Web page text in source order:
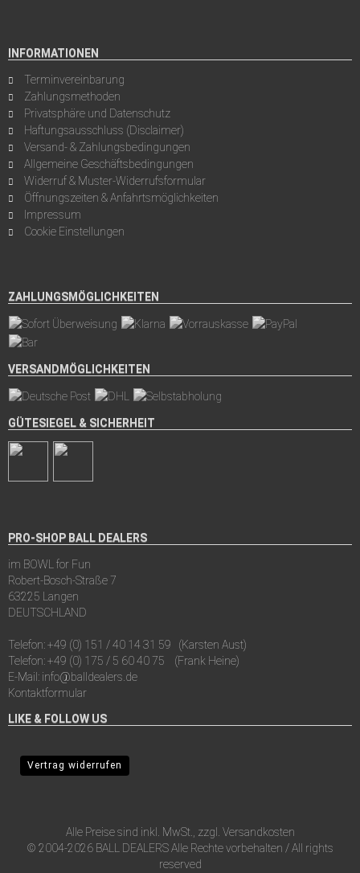
INFORMATIONEN
Terminvereinbarung
Zahlungsmethoden
Privatsphäre und Datenschutz
Haftungsausschluss (Disclaimer)
Versand- & Zahlungsbedingungen
Allgemeine Geschäftsbedingungen
Widerruf & Muster-Widerrufsformular
Öffnungszeiten & Anfahrtsmöglichkeiten
Impressum
Cookie Einstellungen
ZAHLUNGSMÖGLICHKEITEN
VERSANDMÖGLICHKEITEN
GÜTESIEGEL & SICHERHEIT
PRO-SHOP BALL DEALERS
im BOWL for Fun
Robert-Bosch-Straße 7
63225 Langen
DEUTSCHLAND
Telefon:+49 (0) 151 / 40 14 31 59
(Karsten Aust)
Telefon:+49 (0) 175 / 5 60 40 75
(Frank Heine)
E-Mail: info@balldealers.de
Kontaktformular
LIKE & FOLLOW US
Vertrag widerrufen
Alle Preise sind inkl. MwSt., zzgl. Versandkosten
© 2004-2026 BALL DEALERS Alle Rechte vorbehalten / All rights
reserved